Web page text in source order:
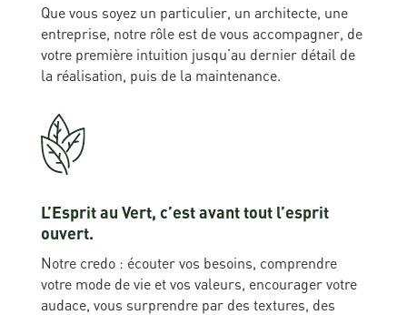
Que vous soyez un particulier, un architecte, une
entreprise, notre rôle est de vous accompagner, de
votre première intuition jusqu’au dernier détail de
la réalisation, puis de la maintenance.
L’Esprit au Vert, c’est avant tout l’esprit
ouvert.
Notre credo : écouter vos besoins, comprendre
votre mode de vie et vos valeurs, encourager votre
audace, vous surprendre par des textures, des